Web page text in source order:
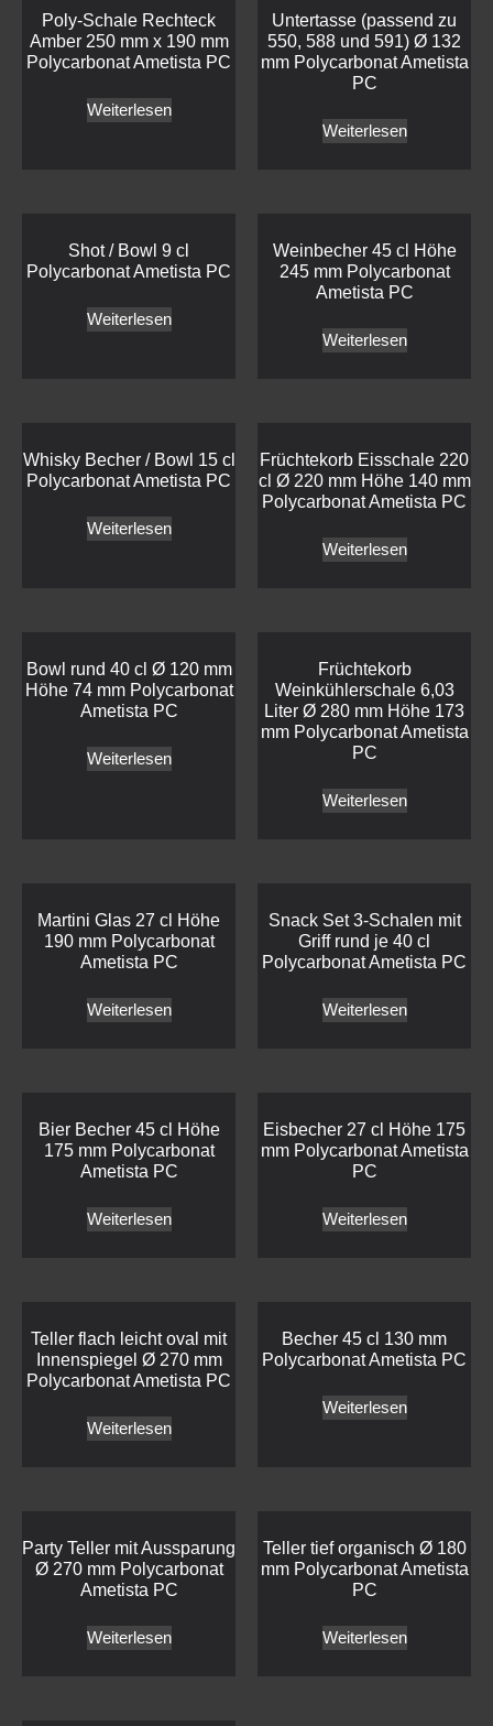
Poly-Schale Rechteck
Amber 250 mm x 190 mm
Polycarbonat Ametista PC
Weiterlesen
Untertasse (passend zu
550, 588 und 591) Ø 132
mm Polycarbonat Ametista
PC
Weiterlesen
Shot / Bowl 9 cl
Polycarbonat Ametista PC
Weiterlesen
Weinbecher 45 cl Höhe
245 mm Polycarbonat
Ametista PC
Weiterlesen
Whisky Becher / Bowl 15 cl
Polycarbonat Ametista PC
Weiterlesen
Früchtekorb Eisschale 220
cl Ø 220 mm Höhe 140 mm
Polycarbonat Ametista PC
Weiterlesen
Bowl rund 40 cl Ø 120 mm
Höhe 74 mm Polycarbonat
Ametista PC
Weiterlesen
Früchtekorb
Weinkühlerschale 6,03
Liter Ø 280 mm Höhe 173
mm Polycarbonat Ametista
PC
Weiterlesen
Martini Glas 27 cl Höhe
190 mm Polycarbonat
Ametista PC
Weiterlesen
Snack Set 3-Schalen mit
Griff rund je 40 cl
Polycarbonat Ametista PC
Weiterlesen
Bier Becher 45 cl Höhe
175 mm Polycarbonat
Ametista PC
Weiterlesen
Eisbecher 27 cl Höhe 175
mm Polycarbonat Ametista
PC
Weiterlesen
Teller flach leicht oval mit
Innenspiegel Ø 270 mm
Polycarbonat Ametista PC
Weiterlesen
Becher 45 cl 130 mm
Polycarbonat Ametista PC
Weiterlesen
Party Teller mit Aussparung
Ø 270 mm Polycarbonat
Ametista PC
Weiterlesen
Teller tief organisch Ø 180
mm Polycarbonat Ametista
PC
Weiterlesen